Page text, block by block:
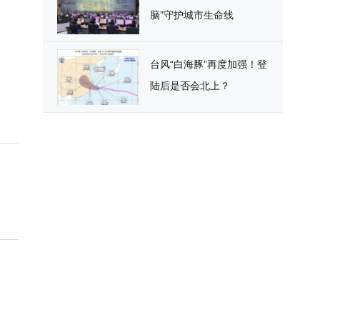
脑”守护城市生命线
台风“白海豚”再度加强！登
陆后是否会北上？